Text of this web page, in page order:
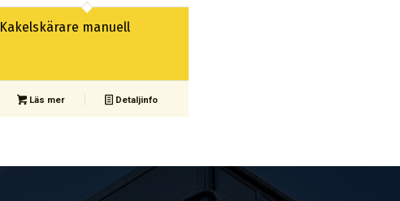
Kakelskärare manuell
Läs mer Detaljinfo